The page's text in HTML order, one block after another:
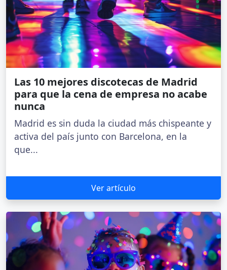
Las 10 mejores discotecas de Madrid
para que la cena de empresa no acabe
nunca
Madrid es sin duda la ciudad más chispeante y
activa del país junto con Barcelona, en la
que...
Ver artículo